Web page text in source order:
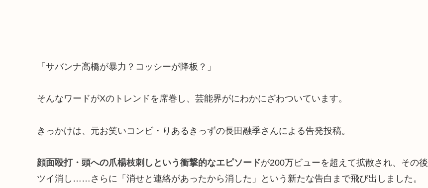
「サバンナ高橋が暴力？コッシーが降板？」
そんなワードがXのトレンドを席巻し、芸能界がにわかにざわついています。
きっかけは、元お笑いコンビ・りあるきっずの長田融季さんによる告発投稿。
顔面殴打・頭への爪楊枝刺しという衝撃的なエピソードが200万ビューを超えて拡散され、その後
ツイ消し……さらに「消せと連絡があったから消した」という新たな告白まで飛び出しました。